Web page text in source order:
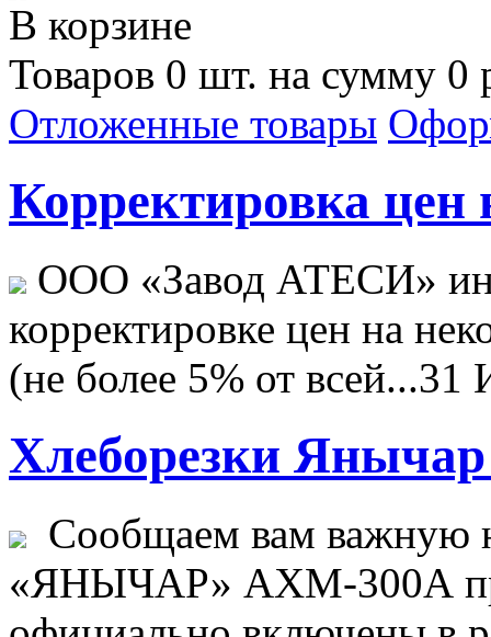
В корзине
Товаров 0 шт. на сумму 0
Отложенные товары
Корректировка цен
ООО «Завод АТЕСИ»
корректировке цен на
(не более 5% от всей...31
Хлеборезки Янычар
Сообщаем вам важную
«ЯНЫЧАР» АХМ-300А